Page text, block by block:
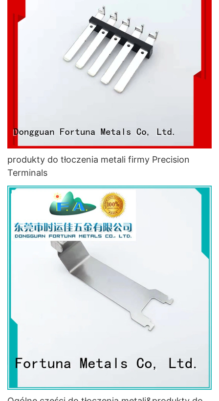
produkty do tłoczenia metali firmy Precision
Terminals